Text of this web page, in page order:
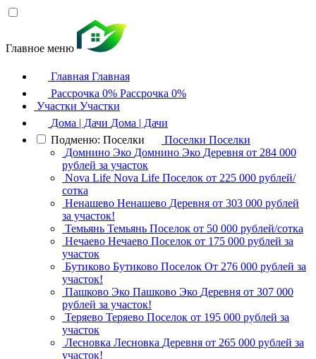
Главное меню
Главная Главная
Рассрочка 0% Рассрочка 0%
Участки Участки
Дома | Дачи Дома | Дачи
Подменю: Поселки
Поселки Поселки
Домнино Эко Домнино Эко Деревня от 284 000
рублей за участок
Nova Life Nova Life Поселок от 225 000 рублей/
сотка
Ненашево Ненашево Деревня от 303 000 рублей
за участок!
Темьянь Темьянь Поселок от 50 000 рублей/сотка
Нечаево Нечаево Поселок от 175 000 рублей за
участок
Бутиково Бутиково Поселок От 276 000 рублей за
участок!
Пашково Эко Пашково Эко Деревня от 307 000
рублей за участок!
Теряево Теряево Поселок от 195 000 рублей за
участок
Лесновка Лесновка Деревня от 265 000 рублей за
участок!